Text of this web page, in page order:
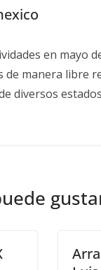
en mayo
manera libre
diversos